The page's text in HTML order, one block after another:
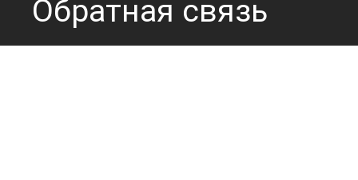
Обратная связь